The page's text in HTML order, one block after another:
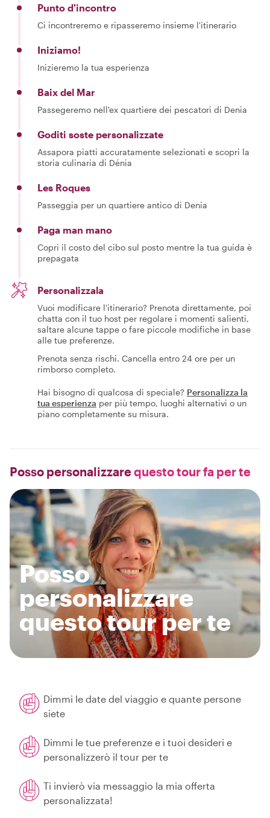
Punto d'incontro
Ci incontreremo e ripasseremo insieme l'itinerario
Iniziamo!
Inizieremo la tua esperienza
Baix del Mar
Passegeremo nell'ex quartiere dei pescatori di Denia
Goditi soste personalizzate
Assapora piatti accuratamente selezionati e scopri la
storia culinaria di Dénia
Les Roques
Passeggia per un quartiere antico di Denia
Paga man mano
Copri il costo del cibo sul posto mentre la tua guida è
prepagata
Personalizzala
Vuoi modificare l'itinerario? Prenota direttamente, poi
chatta con il tuo host per regolare i momenti salienti,
saltare alcune tappe o fare piccole modifiche in base
alle tue preferenze.
Prenota senza rischi. Cancella entro 24 ore per un
rimborso completo.
Hai bisogno di qualcosa di speciale? Personalizza la
tua esperienza per più tempo, luoghi alternativi o un
piano completamente su misura.
Posso personalizzarequesto tour fa per te
Posso
personalizzare
questo tour per te
Dimmi le date del viaggio e quante persone
siete
Dimmi le tue preferenze e i tuoi desideri e
personalizzerò il tour per te
Ti invierò via messaggio la mia offerta
personalizzata!